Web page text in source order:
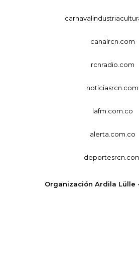
canalrcn.com
rcnradio.com
noticiasrcn.com
lafm.com.co
alerta.com.co
Organización Ardila Lülle